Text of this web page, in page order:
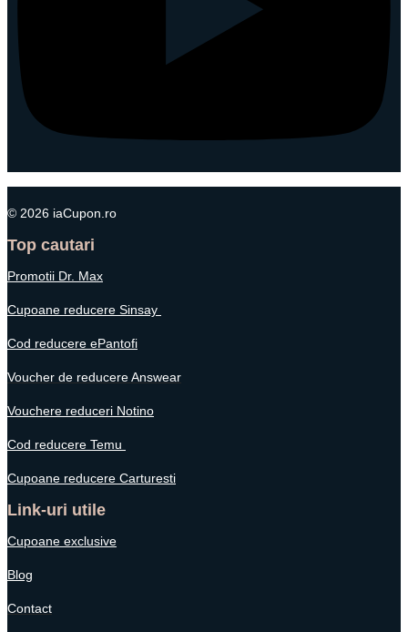
© 2026 iaCupon.ro
Top cautari
Promotii Dr. Max
Cupoane reducere Sinsay
Cod reducere ePantofi
Voucher de reducere Answear
Vouchere reduceri Notino
Cod reducere Temu
Cupoane reducere Carturesti
Link-uri utile
Cupoane exclusive
Blog
Contact